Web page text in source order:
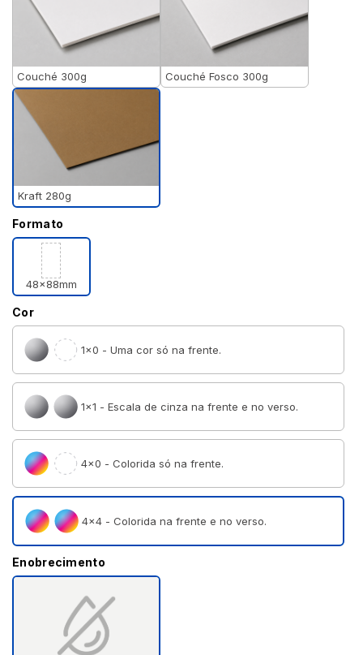
Couché 300g Couché Fosco 300g
Kraft 280g
Formato
48x88mm
Cor
1×0 - Uma cor só na frente.
1×1 - Escala de cinza na frente e no verso.
4×0 - Colorida só na frente.
4×4 - Colorida na frente e no verso.
Enobrecimento